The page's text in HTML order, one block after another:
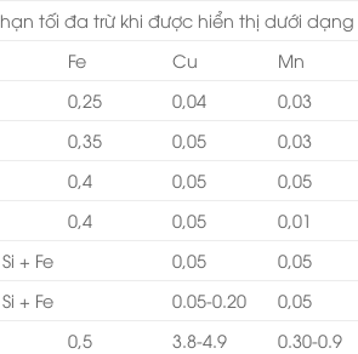
tối đa trừ khi được hiển thị dưới
Fe Cu Mn
0,25 0,04 0,03
0,35 0,05 0,03
0,4 0,05 0,05
0,4 0,05 0,01
+ Fe 0,05 0,05
+ Fe 0.05-0.20 0,05
0,5 3.8-4.9 0.30-0.9